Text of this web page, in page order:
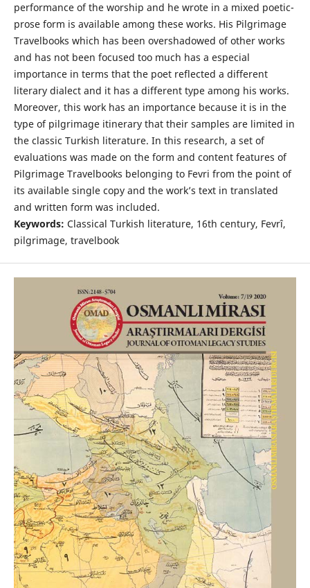
performance of the worship and he wrote in a mixed poetic-
prose form is available among these works. His Pilgrimage
Travelbooks which has been overshadowed of other works
and has not been focused too much has a especial
importance in terms that the poet reflected a different
literary dialect and it has a different type among his works.
Moreover, this work has an importance because it is in the
type of pilgrimage itinerary that their samples are limited in
the classic Turkish literature. In this research, a set of
evaluations was made on the form and content features of
Pilgrimage Travelbooks belonging to Fevri from the point of
its available single copy and the work’s text in translated
and written form was included.
Keywords: Classical Turkish literature, 16th century, Fevrî,
pilgrimage, travelbook